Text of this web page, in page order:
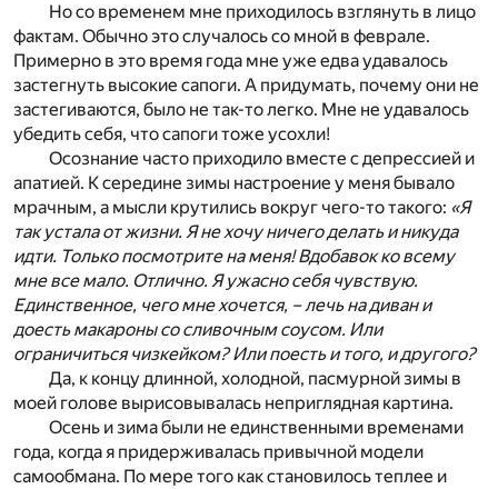
Но со временем мне приходилось взглянуть в лицо
фактам. Обычно это случалось со мной в феврале.
Примерно в это время года мне уже едва удавалось
застегнуть высокие сапоги. А придумать, почему они не
застегиваются, было не так-то легко. Мне не удавалось
убедить себя, что сапоги тоже усохли!
Осознание часто приходило вместе с депрессией и
апатией. К середине зимы настроение у меня бывало
мрачным, а мысли крутились вокруг чего-то такого: «Я
так устала от жизни. Я не хочу ничего делать и никуда
идти. Только посмотрите на меня! Вдобавок ко всему
мне все мало. Отлично. Я ужасно себя чувствую.
Единственное, чего мне хочется, – лечь на диван и
доесть макароны со сливочным соусом. Или
ограничиться чизкейком? Или поесть и того, и другого?
Да, к концу длинной, холодной, пасмурной зимы в
моей голове вырисовывалась неприглядная картина.
Осень и зима были не единственными временами
года, когда я придерживалась привычной модели
самообмана. По мере того как становилось теплее и